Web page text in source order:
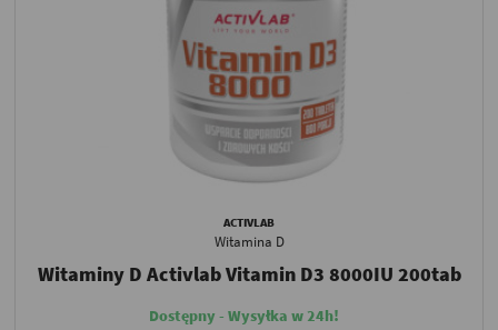
ACTIVLAB
Witamina D
Witaminy D Activlab Vitamin D3 8000IU 200tab
Dostępny - Wysyłka w 24h!